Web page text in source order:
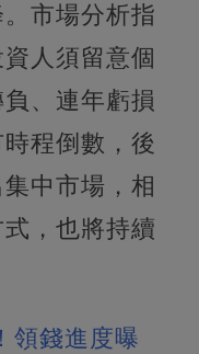
市場分析指
人須留意個
、連年虧損
程倒數，後
中市場，相
，也將持續
領錢進度曝